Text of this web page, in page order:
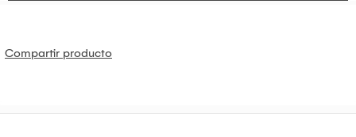
Compartir producto